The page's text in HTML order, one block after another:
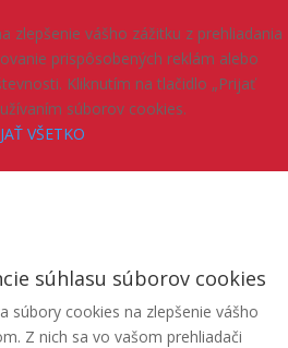
zlepšenie vášho zážitku z prehliadania
prispôsobených reklám alebo
Kliknutím na tlačidlo „Prijať
súborov cookies.
VŠETKO
súhlasu súborov cookies
súbory cookies na zlepšenie vášho
Z nich sa vo vašom prehliadači